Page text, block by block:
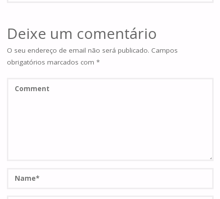
Deixe um comentário
O seu endereço de email não será publicado. Campos
obrigatórios marcados com *